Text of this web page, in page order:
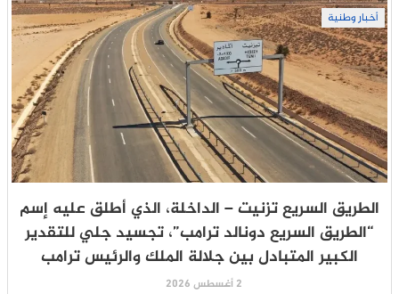
أخبار وطنية
الطريق السريع تزنيت – الداخلة، الذي أطلق عليه إسم
“الطريق السريع دونالد ترامب”، تجسيد جلي للتقدير
الكبير المتبادل بين جلالة الملك والرئيس ترامب
2 أغسطس 2026